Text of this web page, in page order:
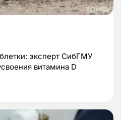
эксперт СибГМУ
витамина D